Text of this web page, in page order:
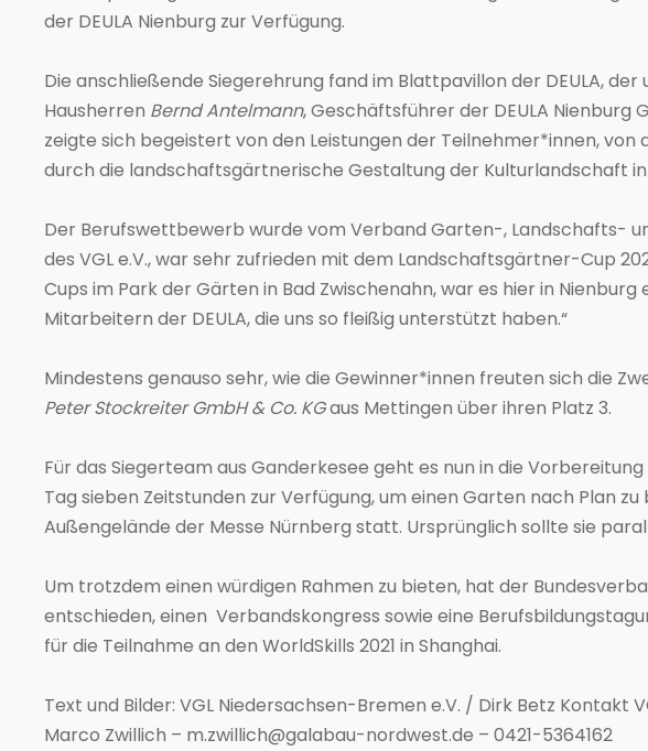
der DEULA Nienburg zur Verfügung.
Die anschließende Siegerehrung fand im Blattpavillon der DEULA,
Hausherren Bernd Antelmann, Geschäftsführer der DEULA Nienburg
zeigte sich begeistert von den Leistungen der Teilnehmer*innen,
durch die landschaftsgärtnerische Gestaltung der Kulturlandschaft
Der Berufswettbewerb wurde vom Verband Garten-, Landschafts-
des VGL e.V., war sehr zufrieden mit dem Landschaftsgärtner-Cup
Cups im Park der Gärten in Bad Zwischenahn, war es hier in
Mitarbeitern der DEULA, die uns so fleißig unterstützt haben.“
Mindestens genauso sehr, wie die Gewinner*innen freuten sich die
Peter Stockreiter GmbH & Co. KGaus Mettingen über ihren Platz 3.
Für das Siegerteam aus Ganderkesee geht es nun in die
Tag sieben Zeitstunden zur Verfügung, um einen Garten nach Plan
Außengelände der Messe Nürnberg statt. Ursprünglich sollte sie
Um trotzdem einen würdigen Rahmen zu bieten, hat der
entschieden, einen Verbandskongress sowie eine
für die Teilnahme an den WorldSkills 2021 in Shanghai.
Text und Bilder: VGL Niedersachsen-Bremen e.V. / Dirk Betz Kontakt
Marco Zwillich – m.zwillich@galabau-nordwest.de – 0421-5364162